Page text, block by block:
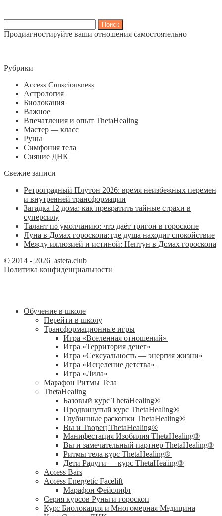
Продиагностируйте ваши отношения самостоятельно
Рубрики
Access Consciousness
Астрология
Биолокация
Важное
Впечатления и опыт ThetaHealing
Мастер — класс
Руны
Симфония тела
Сияние ДНК
Свежие записи
Ретроградный Плутон 2026: время неизбежных перемен
и внутренней трансформации
Загадка 12 дома: как превратить тайные страхи в
суперсилу
Талант по умолчанию: что даёт тригон в гороскопе
Луна в Домах гороскопа: где душа находит спокойствие
Между иллюзией и истиной: Нептун в Домах гороскопа
© 2014 - 2026 asteta.club
Политика конфиденциальности
Обучение в школе
Перейти в школу
Трансформационные игры
Игра «Вселенная отношений»
Игра «Территория денег»
Игра «Сексуальность — энергия жизни»
Игра «Исцеление детства»
Игра «Лила»
Марафон Ритмы Тела
ThetaHealing
Базовый курс ThetaHealing®
Продвинутый курс ThetaHealing®
Глубинные раскопки ThetaHealing®
Вы и Творец ThetaHealing®
Манифестация Изобилия ThetaHealing®
Вы и замечательный партнер ThetaHealing®
Ритмы тела курс ThetaHealing®
Дети Радуги — курс ThetaHealing®
Access Bars
Access Energetic Facelift
Марафон Фейслифт
Серия курсов Руны и гороскоп
Курс Биолокация и Многомерная Медицина